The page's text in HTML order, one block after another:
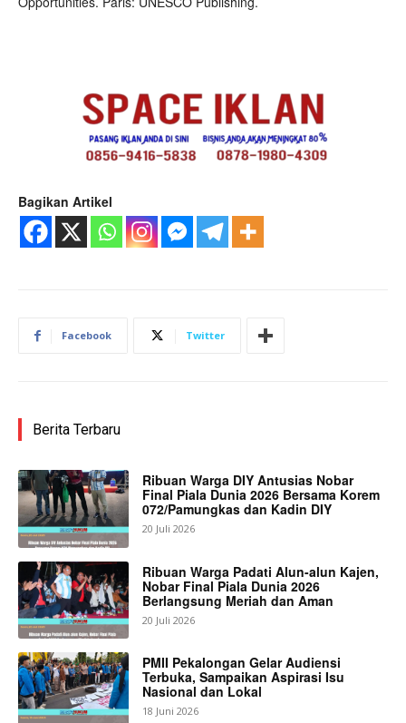
Bagikan Artikel
Facebook Twitter
Berita Terbaru
Ribuan Warga DIY Antusias Nobar
Final Piala Dunia 2026 Bersama Korem
072/Pamungkas dan Kadin DIY
20 Juli 2026
Ribuan Warga Padati Alun-alun Kajen,
Nobar Final Piala Dunia 2026
Berlangsung Meriah dan Aman
20 Juli 2026
PMII Pekalongan Gelar Audiensi
Terbuka, Sampaikan Aspirasi Isu
Nasional dan Lokal
18 Juni 2026